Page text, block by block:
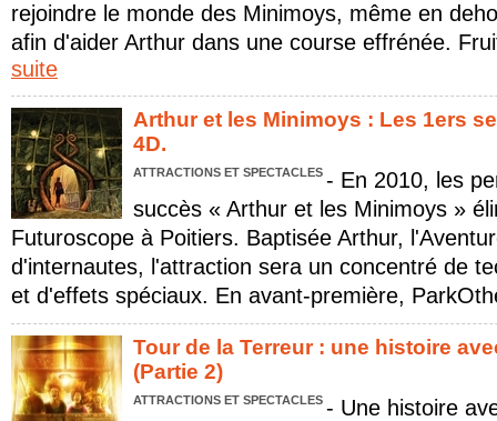
rejoindre le monde des Minimoys, même en
afin d'aider Arthur dans une course effrénée.
suite
Arthur et les Minimoys : Les 1ers
4D.
ATTRACTIONS ET SPECTACLES - En 2010, les
succès « Arthur et les Minimoys »
Futuroscope à Poitiers. Baptisée Arthur,
d'internautes, l'attraction sera un concentré de
et d'effets spéciaux. En avant-première,
Tour de la Terreur : une histoire
(Partie 2)
ATTRACTIONS ET SPECTACLES - Une histoire